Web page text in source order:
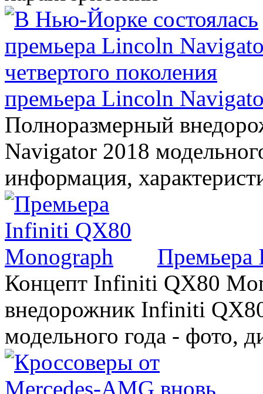
премьера Lincoln
Полноразмерный
Navigator 2018
информация,
Премьера
Концепт Infiniti QX80
внедорожник Infiniti
модельного года - фото,